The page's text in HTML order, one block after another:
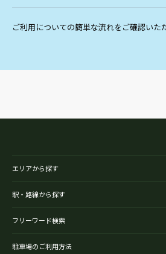
ご利用についての簡単な流れをご確認いた
エリアから探す
駅・路線から探す
フリーワード検索
駐車場のご利用方法